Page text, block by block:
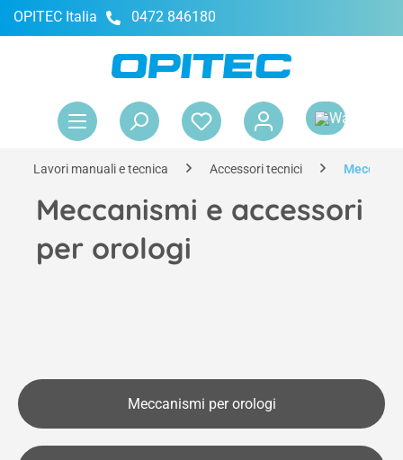
principale
OPITEC Italia 0472 846180
Lavori manuali e tecnica Accessori tecnici
Meccanismi e accessori
per orologi
Meccanismi per orologi